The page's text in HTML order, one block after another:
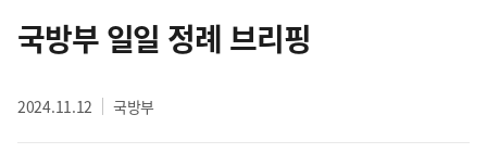
텐
츠
역
국방부 일일 정례 브리핑
2024.11.12 국방부